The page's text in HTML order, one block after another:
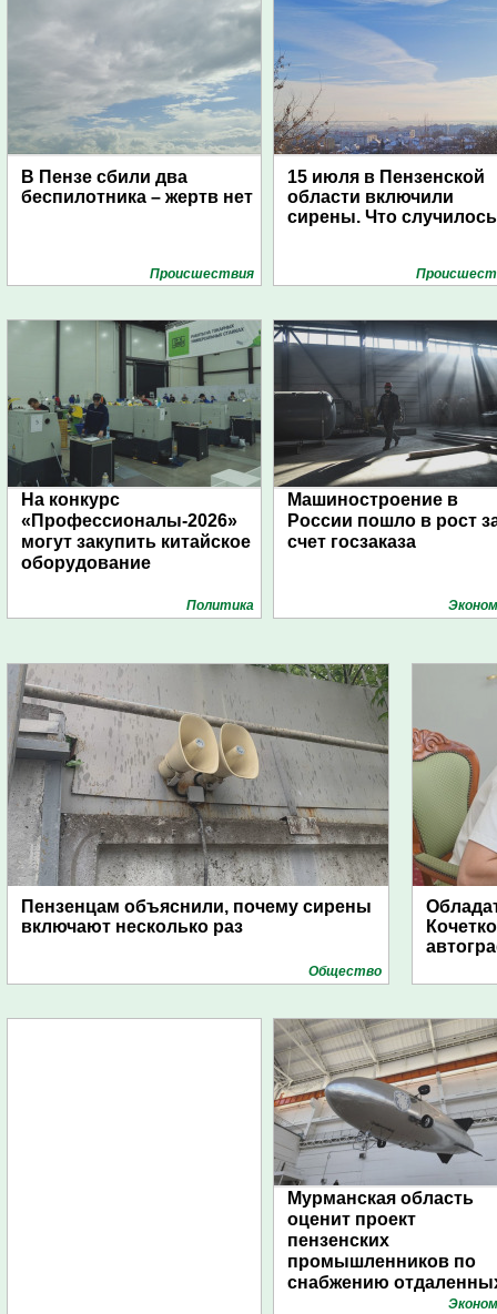
В Пензе сбили два
беспилотника – жертв нет
Проиcшествия
15 июля в Пензенской
области включили
сирены. Что
На конкурс
«Профессионалы-2026»
могут закупить китайское
оборудование
Политика
Машиностроение в
России пошло в рост
счет госзаказа
Пензенцам объяснили, почему сирены
включают несколько раз
Общество
Мурманская область
оценит проект
пензенских
промышленников по
снабжению
поселений с помощью